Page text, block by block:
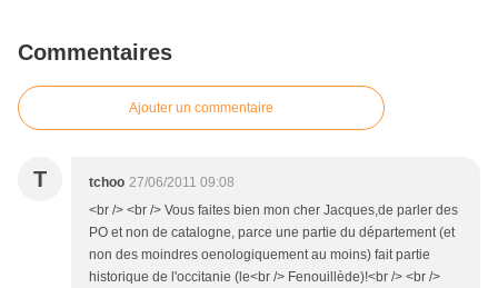
Commentaires
Ajouter un commentaire
T tchoo 27/06/2011 09:08
<br /> <br /> Vous faites bien mon cher Jacques,de parler des
PO et non de catalogne, parce une partie du département (et
non des moindres oenologiquement au moins) fait partie
historique de l'occitanie (le<br /> Fenouillède)!<br /> <br />